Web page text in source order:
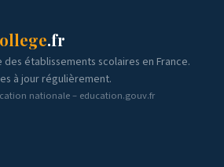
.fr
établissements scolaires en France.
à jour régulièrement.
nationale – education.gouv.fr